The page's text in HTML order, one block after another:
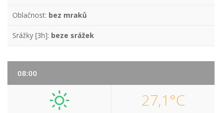
Oblačnost: bez mraků
Srážky [3h]: beze srážek
08:00
27,1°C